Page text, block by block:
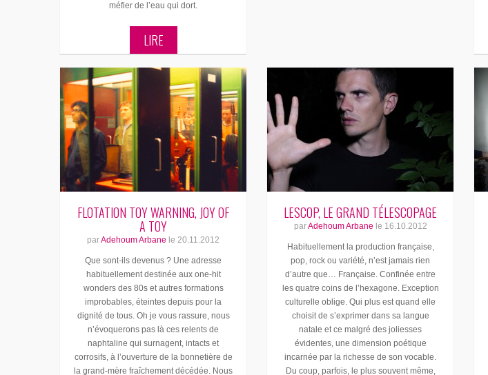
méfier de l’eau qui dort.
LIRE
FLOTATION TOY WARNING, JOY OF
A TOY
parAdehoum Arbane le 20.11.2012
Que sont-ils devenus ? Une adresse
habituellement destinée aux one-hit
wonders des 80s et autres formations
improbables, éteintes depuis pour la
dignité de tous. Oh je vous rassure, nous
n’évoquerons pas là ces relents de
naphtaline qui surnagent, intacts et
corrosifs, à l’ouverture de la bonnetière de
la grand-mère fraîchement décédée. Nous
LESCOP, LE GRAND TÉLESCOPAGE
parAdehoum Arbane le 16.10.2012
Habituellement la production française,
pop, rock ou variété, n’est jamais rien
d’autre que… Française. Confinée entre
les quatre coins de l’hexagone. Exception
culturelle oblige. Qui plus est quand elle
choisit de s’exprimer dans sa langue
natale et ce malgré des joliesses
évidentes, une dimension poétique
incarnée par la richesse de son vocable.
Du coup, parfois, le plus souvent même,